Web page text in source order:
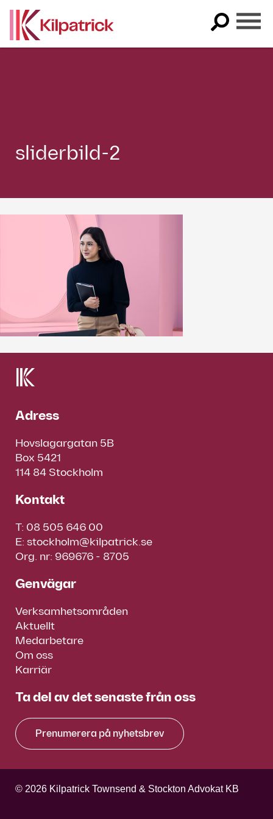
content
sliderbild-2
Adress
Hovslagargatan 5B
Box 5421
114 84 Stockholm
Kontakt
T: 08 505 646 00
E: stockholm@kilpatrick.se
Org. nr: 969676 - 8705
Genvägar
Verksamhetsområden
Aktuellt
Medarbetare
Om oss
Karriär
Ta del av det senaste från oss
Prenumerera på nyhetsbrev
© 2026 Kilpatrick Townsend & Stockton Advokat KB